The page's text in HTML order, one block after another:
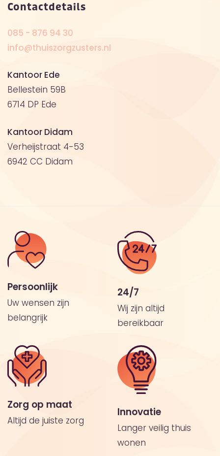
Contactdetails
085 - 876 94 30
info@thuiszorgzusters.nl
Kantoor Ede
Bellestein 59B
6714 DP Ede
Kantoor Didam
Verheijstraat 4-53
6942 CC Didam
Persoonlijk
Uw wensen zijn
belangrijk
24/7
Wij zijn altijd
bereikbaar
Zorg op maat
Altijd de juiste zorg
Innovatie
Langer veilig thuis
wonen